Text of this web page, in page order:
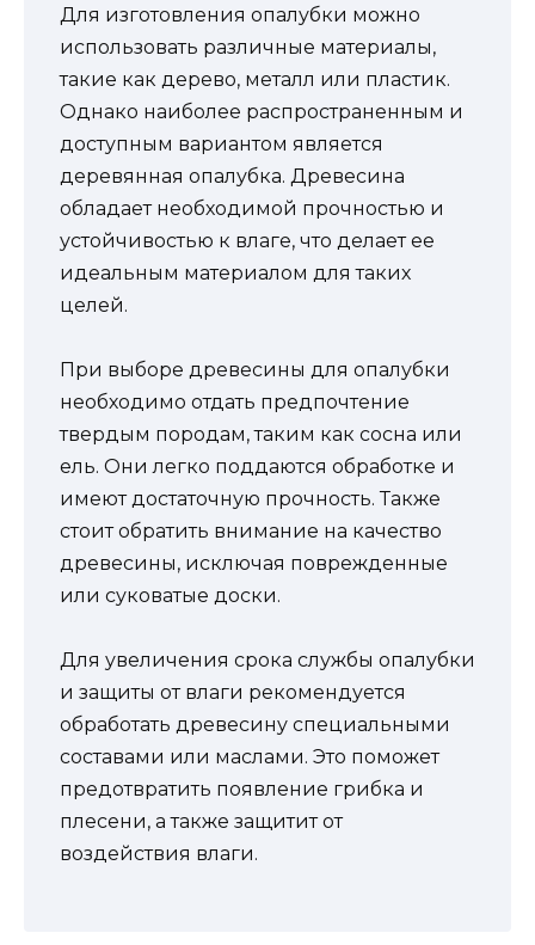
Для изготовления опалубки можно
использовать различные материалы,
такие как дерево, металл или пластик.
Однако наиболее распространенным и
доступным вариантом является
деревянная опалубка. Древесина
обладает необходимой прочностью и
устойчивостью к влаге, что делает ее
идеальным материалом для таких
целей.
При выборе древесины для опалубки
необходимо отдать предпочтение
твердым породам, таким как сосна или
ель. Они легко поддаются обработке и
имеют достаточную прочность. Также
стоит обратить внимание на качество
древесины, исключая поврежденные
или суковатые доски.
Для увеличения срока службы опалубки
и защиты от влаги рекомендуется
обработать древесину специальными
составами или маслами. Это поможет
предотвратить появление грибка и
плесени, а также защитит от
воздействия влаги.